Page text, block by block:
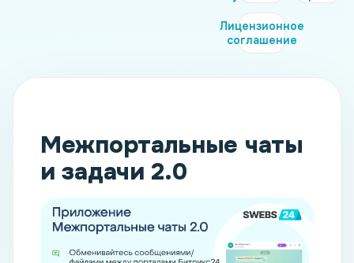
Лицензионное
соглашение
Межпортальные чаты
и задачи 2.0